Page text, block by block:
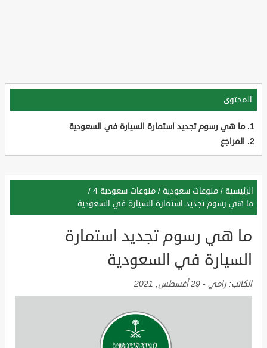
المحتوى
ما هي رسوم تجديد استمارة السيارة في السعودية
المراجع
الرئيسية / منوعات سعودية / منوعات سعودية 4
/
ما هي رسوم تجديد استمارة السيارة في السعودية
ما هي رسوم تجديد استمارة
السيارة في السعودية
الكاتب: رامي - 29 أغسطس, 2021